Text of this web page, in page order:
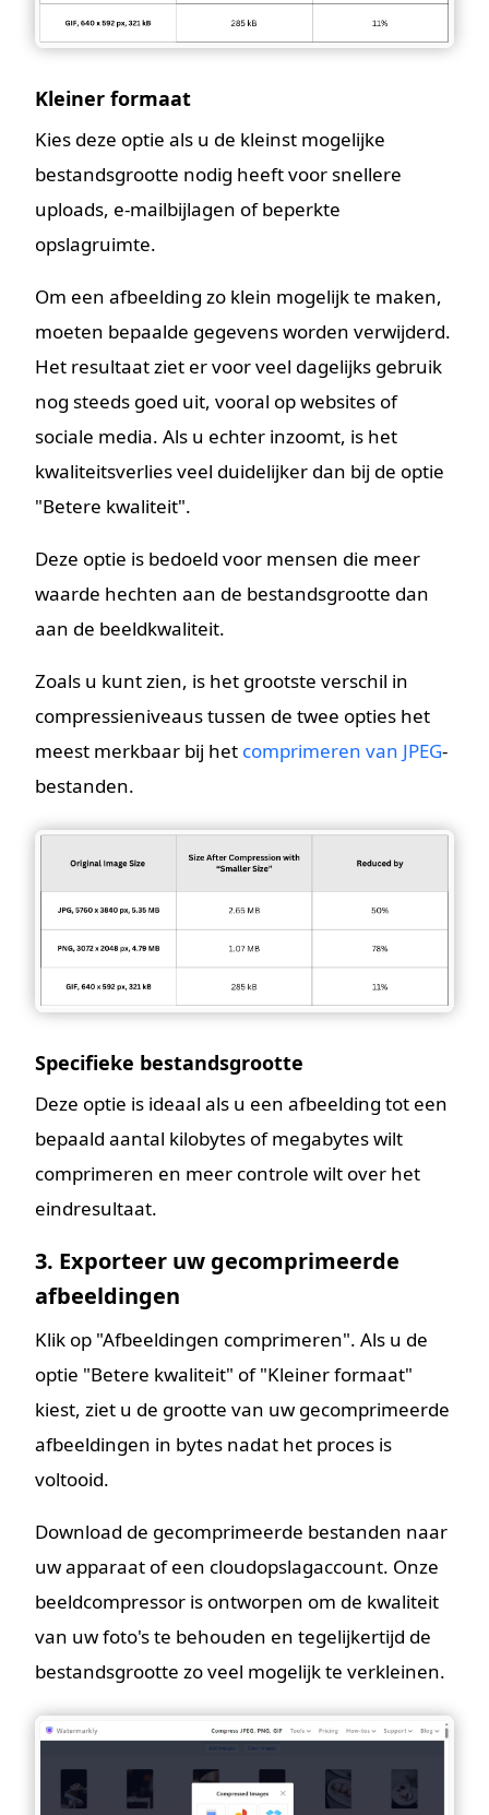
Kleiner formaat
Kies deze optie als u de kleinst mogelijke
bestandsgrootte nodig heeft voor snellere
uploads, e-mailbijlagen of beperkte
opslagruimte.
Om een afbeelding zo klein mogelijk te maken,
moeten bepaalde gegevens worden verwijderd.
Het resultaat ziet er voor veel dagelijks gebruik
nog steeds goed uit, vooral op websites of
sociale media. Als u echter inzoomt, is het
kwaliteitsverlies veel duidelijker dan bij de optie
"Betere kwaliteit".
Deze optie is bedoeld voor mensen die meer
waarde hechten aan de bestandsgrootte dan
aan de beeldkwaliteit.
Zoals u kunt zien, is het grootste verschil in
compressieniveaus tussen de twee opties het
meest merkbaar bij het comprimeren van JPEG-
bestanden.
Specifieke bestandsgrootte
Deze optie is ideaal als u een afbeelding tot een
bepaald aantal kilobytes of megabytes wilt
comprimeren en meer controle wilt over het
eindresultaat.
3. Exporteer uw gecomprimeerde
afbeeldingen
Klik op "Afbeeldingen comprimeren". Als u de
optie "Betere kwaliteit" of "Kleiner formaat"
kiest, ziet u de grootte van uw gecomprimeerde
afbeeldingen in bytes nadat het proces is
voltooid.
Download de gecomprimeerde bestanden naar
uw apparaat of een cloudopslagaccount. Onze
beeldcompressor is ontworpen om de kwaliteit
van uw foto's te behouden en tegelijkertijd de
bestandsgrootte zo veel mogelijk te verkleinen.